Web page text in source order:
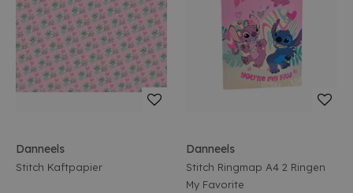
Danneels
Stitch Kaftpapier
Danneels
Stitch Ringmap A4 2 Ringen
My Favorite